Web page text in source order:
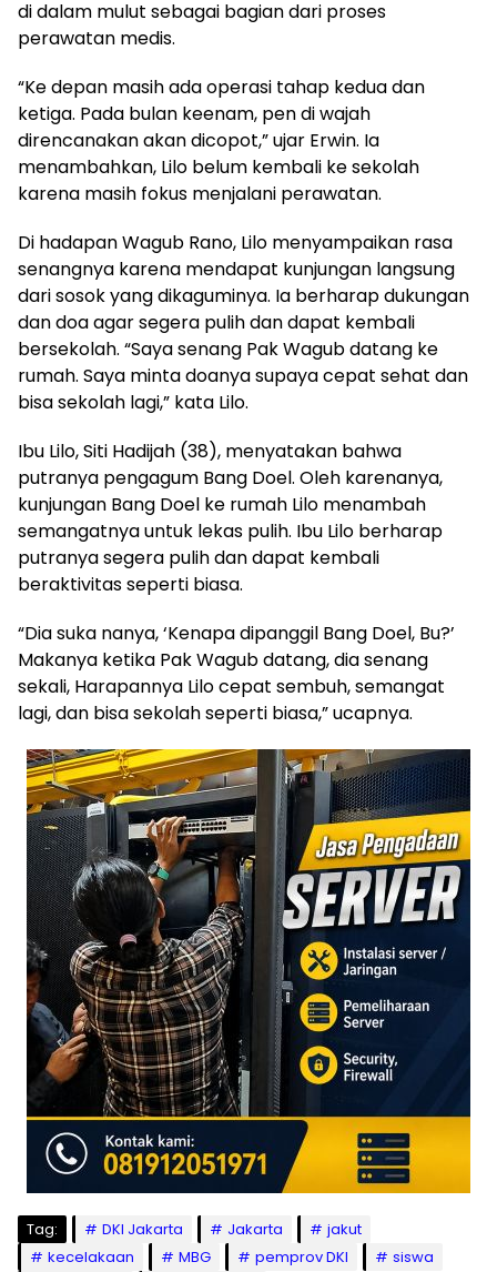
di dalam mulut sebagai bagian dari proses
perawatan medis.
“Ke depan masih ada operasi tahap kedua dan
ketiga. Pada bulan keenam, pen di wajah
direncanakan akan dicopot,” ujar Erwin. Ia
menambahkan, Lilo belum kembali ke sekolah
karena masih fokus menjalani perawatan.
Di hadapan Wagub Rano, Lilo menyampaikan rasa
senangnya karena mendapat kunjungan langsung
dari sosok yang dikaguminya. Ia berharap dukungan
dan doa agar segera pulih dan dapat kembali
bersekolah. “Saya senang Pak Wagub datang ke
rumah. Saya minta doanya supaya cepat sehat dan
bisa sekolah lagi,” kata Lilo.
Ibu Lilo, Siti Hadijah (38), menyatakan bahwa
putranya pengagum Bang Doel. Oleh karenanya,
kunjungan Bang Doel ke rumah Lilo menambah
semangatnya untuk lekas pulih. Ibu Lilo berharap
putranya segera pulih dan dapat kembali
beraktivitas seperti biasa.
“Dia suka nanya, ‘Kenapa dipanggil Bang Doel, Bu?’
Makanya ketika Pak Wagub datang, dia senang
sekali, Harapannya Lilo cepat sembuh, semangat
lagi, dan bisa sekolah seperti biasa,” ucapnya.
Tag: DKI Jakarta Jakarta
jakut
kecelakaan
MBG pemprov DKI
siswa